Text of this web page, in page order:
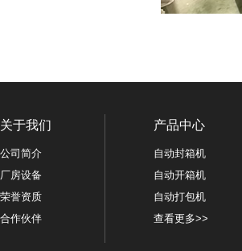
关于我们
公司简介
厂房设备
荣誉资质
合作伙伴
产品中心
自动封箱机
自动开箱机
自动打包机
查看更多>>